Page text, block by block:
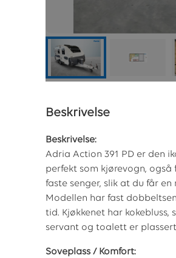
Beskrivelse
Beskrivelse:
Adria Action 391 PD er den
perfekt som kjørevogn,
faste senger, slik at du får
Modellen har fast
tid. Kjøkkenet har
servant og toalett er
Soveplass / Komfort: